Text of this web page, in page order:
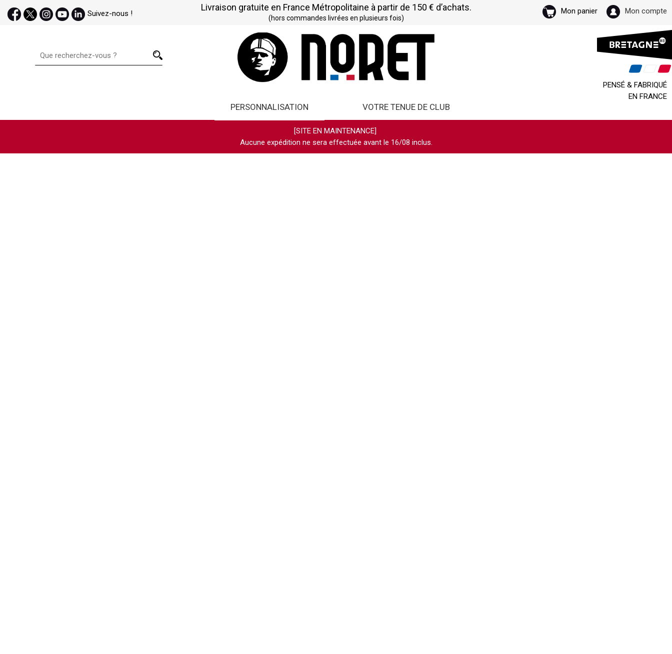
Suivez-nous !
Livraison gratuite en France Métropolitaine à partir de 150 € d’achats.
(hors commandes livrées en plusieurs fois)
Mon panier Mon compte
PENSÉ & FABRIQUÉ
EN FRANCE
PERSONNALISATION VOTRE TENUE DE CLUB
[SITE EN MAINTENANCE]
Aucune expédition ne sera effectuée avant le 16/08 inclus.